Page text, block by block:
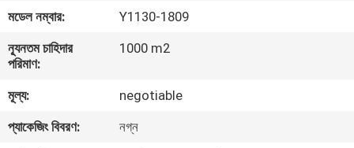
কারখানা
ভ্রমণ
মান
নিয়ন্ত্রণ
মডেল নম্বার:
Y1130-1809
ন্যূনতম চাহিদার
পরিমাণ:
1000 m2
মূল্য:
negotiable
প্যাকেজিং বিবরণ:
নগ্ন